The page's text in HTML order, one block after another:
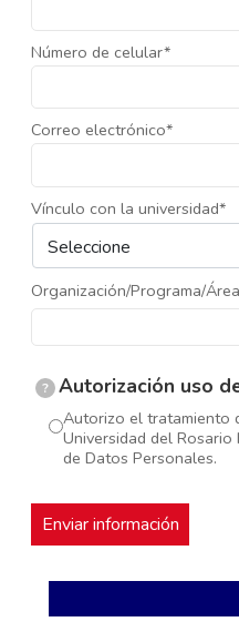
Número de celular*
Correo electrónico*
Vínculo con la universidad*
Organización/Programa/
? Autorización uso
Autorizo el tratamiento
Universidad del
de Datos Personales.